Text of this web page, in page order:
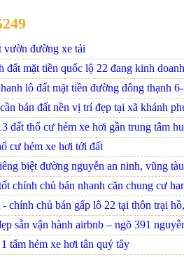
vườn đường xe tải
đất mặt tiền quốc lộ 22 đang kinh
lô đất mặt tiền đường đông thạnh
bán đất nền vị trí đẹp tại xã khánh
đất thổ cư hẻm xe hơi gần trung tâm
cư hẻm xe hơi tới đất
biệt đường nguyễn an ninh, vũng
chính chủ bán nhanh căn chung cư
chính chủ bán gấp lô 22 tại thôn trại
sẵn vận hành airbnb – ngõ 391
tấm hẻm xe hơi tân quý tây